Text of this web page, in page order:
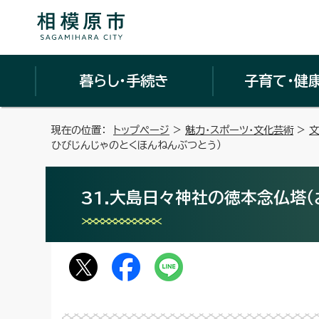
暮らし・手続き 子育て・健
現在の位置： トップページ > 魅力・スポーツ・文化芸術>
ひびじんじゃのとくほんねんぶつとう）
31.大島日々神社の徳本念仏塔（